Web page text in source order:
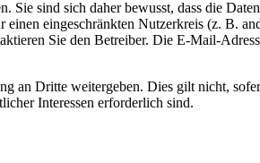
Sie sind sich daher bewusst, dass die
eingeschränkten Nutzerkreis (z. B.
Sie den Betreiber. Die E-Mail-
an Dritte weitergeben. Dies gilt nicht,
Interessen erforderlich sind.